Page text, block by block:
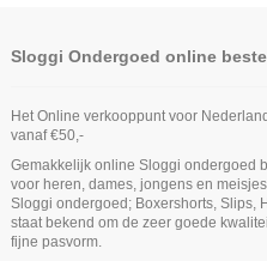
Sloggi Ondergoed online
Het Online verkooppunt voor
vanaf €50,-
Gemakkelijk online Sloggi ondergoed
voor heren, dames, jongens en
Sloggi ondergoed; Boxershorts, Slips,
staat bekend om de zeer goede
fijne pasvorm.